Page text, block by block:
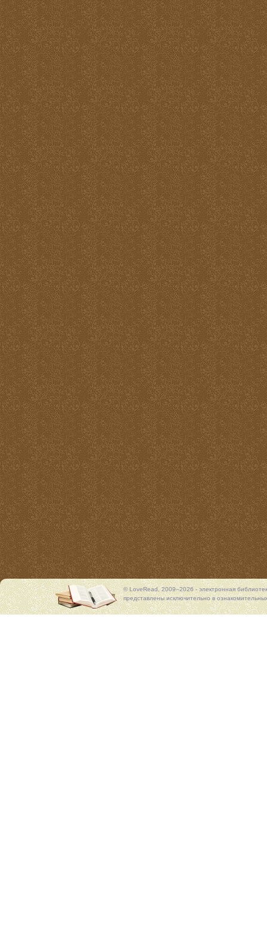
© LoveRead, 2009–2026 - электронная
представлены исключительно в